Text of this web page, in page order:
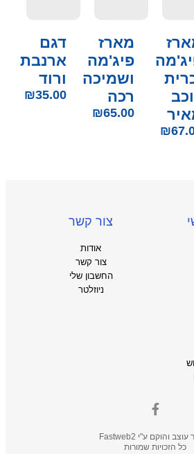
₪
מארז
פיג'מה
ושמיכה
רכה
₪65.00
דגם
ארנבת
ורוד
₪35.00
צור קשר
אודות
צור קשר
החשבון שלי
ניוזלטר
עוצב והוקם ע"י Fastweb2
כל הזכויות שמורות